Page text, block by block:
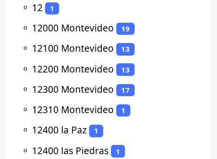
⚬ 12 1
⚬ 12000 Montevideo 19
⚬ 12100 Montevideo 13
⚬ 12200 Montevideo 13
⚬ 12300 Montevideo 17
⚬ 12310 Montevideo 1
⚬ 12400 la Paz 1
⚬ 12400 las Piedras 1